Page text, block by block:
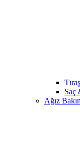
Saç
Ağız